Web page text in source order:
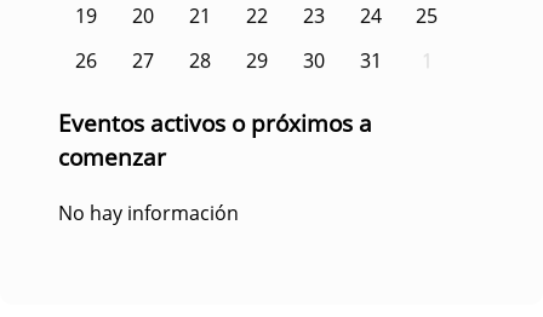
19
20 21 22 23 24
25
26
27 28 29 30 31 1
Eventos activos o próximos a
comenzar
No hay información